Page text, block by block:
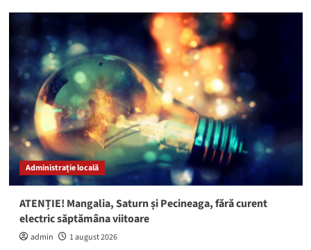
Administrație locală
ATENȚIE! Mangalia, Saturn și Pecineaga, fără curent
electric săptămâna viitoare
admin 1 august 2026